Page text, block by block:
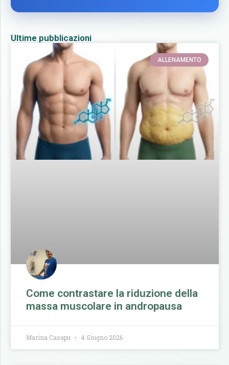
Ultime pubblicazioni
ALLENAMENTO
Come contrastare la riduzione della
massa muscolare in andropausa
Marina Casapu 4 Giugno 2026